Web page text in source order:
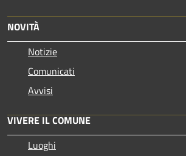
NOVITÀ
Notizie
Comunicati
Avvisi
VIVERE IL COMUNE
Luoghi